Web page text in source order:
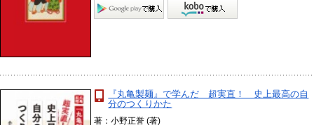
『丸亀製麺』で学んだ 超実直！ 史上最高の自
分のつくりかた
著：小野正誉 (著)